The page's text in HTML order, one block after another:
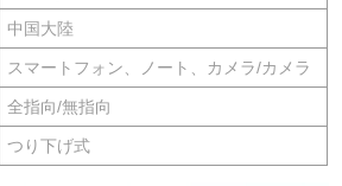
中国大陸
スマートフォン、ノート、カメラ/カメラ
全指向/無指向
つり下げ式